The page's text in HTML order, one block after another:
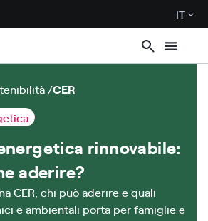
IT
CER
rinnovabile:
aderire?
CER, chi può aderire e quali
e ambientali porta per famiglie e